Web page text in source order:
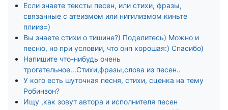
Если знаете тексты песен, или стихи, фразы,
связанные с атеизмом или нигилизмом киньте
плииз=)
Вы знаете стихи о тишине?) Поделитесь) Можно и
песню, но при условии, что онп хорошая:) Спасибо)
Напишите что-нибудь очень
трогательное...Стихи,фразы,слова из песен..
У кого есть шуточная песня, стихи, сценка на тему
Робинзон?
Ищу ,как зовут автора и исполнителя песен